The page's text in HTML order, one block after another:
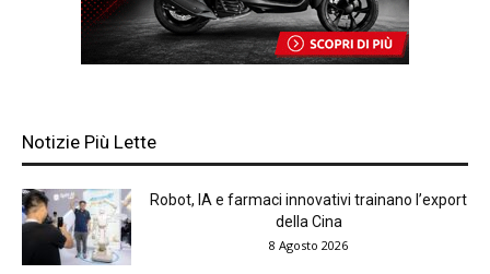
Notizie Più Lette
Robot, IA e farmaci innovativi trainano l’export
della Cina
8 Agosto 2026